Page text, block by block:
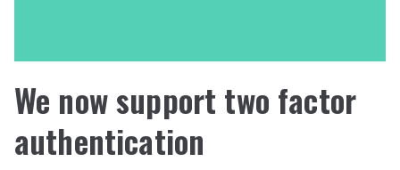
We now support two factor
authentication